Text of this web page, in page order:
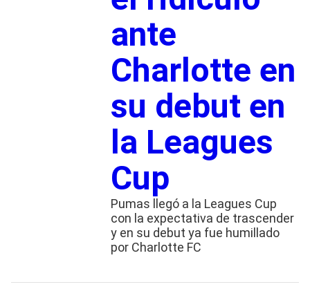
ante
Charlotte en
su debut en
la Leagues
Cup
Pumas llegó a la Leagues Cup
con la expectativa de trascender
y en su debut ya fue humillado
por Charlotte FC